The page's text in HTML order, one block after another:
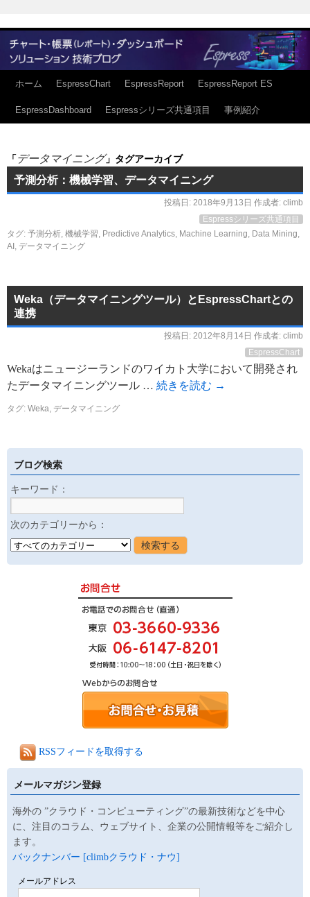
ホーム EspressChart EspressReport EspressReport ES
EspressDashboard Espressシリーズ共通項目 事例紹介
「データマイニング」タグアーカイブ
予測分析：機械学習、データマイニング
投稿日: 2018年9月13日 作成者: climb
Espressシリーズ共通項目
タグ: 予測分析, 機械学習, Predictive Analytics, Machine Learning, Data Mining,
AI , データマイニング
Weka（データマイニングツール）とEspressChartとの
連携
投稿日: 2012年8月14日 作成者: climb
EspressChart
Wekaはニュージーランドのワイカト大学において開発され
たデータマイニングツール … 続きを読む →
タグ: Weka, データマイニング
ブログ検索
キーワード：
次のカテゴリーから：
RSSフィードを取得する
メールマガジン登録
海外の ”クラウド・コンピューティング”の最新技術などを中心
に、注目のコラム、ウェブサイト、企業の公開情報等をご紹介し
ます。
バックナンバー [climbクラウド・ナウ]